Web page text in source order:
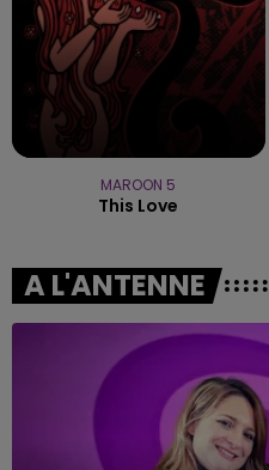
MAROON 5
This Love
A L'ANTENNE